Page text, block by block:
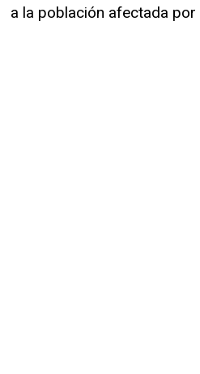
a la población afectada